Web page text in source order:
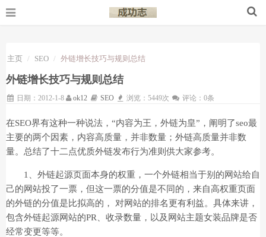
主页 SEO 外链增长技巧与规则总结
外链增长技巧与规则总结
日期：2012-1-8 ok12 SEO 浏览：5449次 评论：0条
在SEO界有这种一种说法，“内容为王，外链为皇”，阐明了seo最
主要的两个因素，内容高质量，并非数量；外链高质量并非数
量。总结了十二点优质外链发布行为准则供大家参考。
1、外链起源页面本身的权重，一个外链相当于别的网站给自
己的网站投了一票，但这一票的分值是不同的，来自高权重页面
的外链的分值是比拟高的， 对网站的排名更有利益。具体来讲，
包含外链起源网站的PR、收录数量，以及网站主题女装品牌是否
经常变更等等。